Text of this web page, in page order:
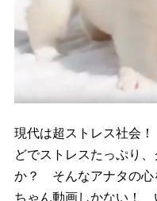
現代は超ストレス社会
どでストレスたっぷり
か？ そんなアナタの心
ちゃん動画しかない！